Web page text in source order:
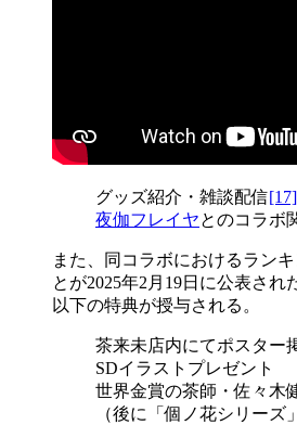
グッズ紹介・雑談配信[17]
夜伽フレイヤとのコラボ
また、同コラボにおけるラン
とが2025年2月19日に公表され
以下の特典が授与される。
茶来未店内にてポスター
SDイラストプレゼント
世界金賞の茶師・佐々木
（後に「個ノ花シリーズ